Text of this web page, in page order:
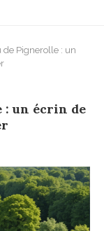
de Pignerolle : un
: un écrin de